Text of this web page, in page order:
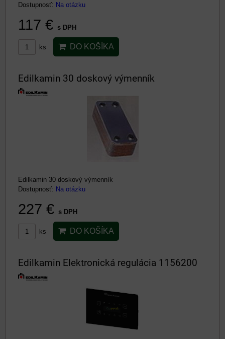
Dostupnosť: Na otázku
117 € s DPH
ks DO KOŠÍKA
Edilkamin 30 doskový výmenník
Edilkamin 30 doskový výmenník
Dostupnosť: Na otázku
227 € s DPH
ks DO KOŠÍKA
Edilkamin Elektronická regulácia 1156200